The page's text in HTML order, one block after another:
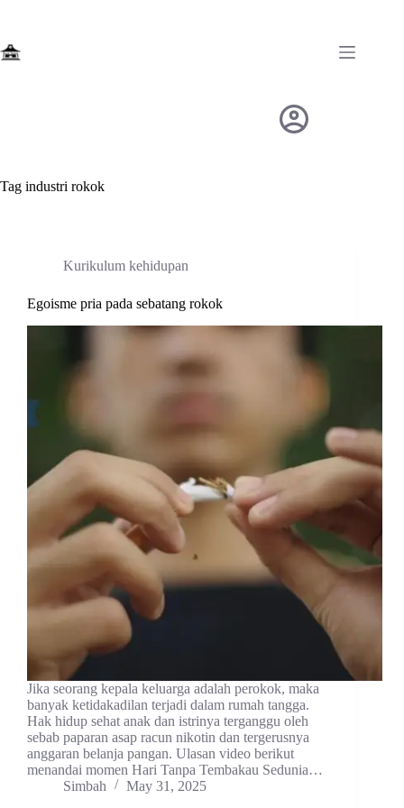
Tag industri rokok
Kurikulum kehidupan
Egoisme pria pada sebatang rokok
Jika seorang kepala keluarga adalah perokok, maka
banyak ketidakadilan terjadi dalam rumah tangga.
Hak hidup sehat anak dan istrinya terganggu oleh
sebab paparan asap racun nikotin dan tergerusnya
anggaran belanja pangan. Ulasan video berikut
menandai momen Hari Tanpa Tembakau Sedunia…
Simbah
May 31, 2025